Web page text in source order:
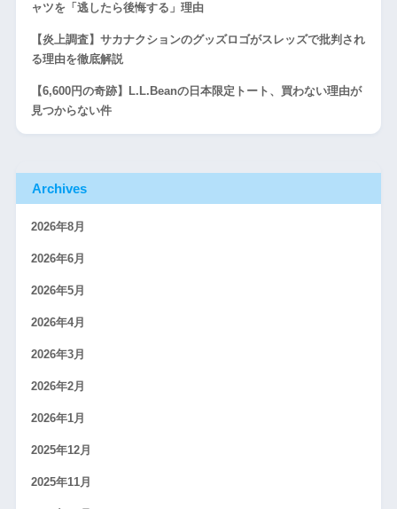
ャツを「逃したら後悔する」理由
【炎上調査】サカナクションのグッズロゴがスレッズで批判され
る理由を徹底解説
【6,600円の奇跡】L.L.Beanの日本限定トート、買わない理由が
見つからない件
Archives
2026年8月
2026年6月
2026年5月
2026年4月
2026年3月
2026年2月
2026年1月
2025年12月
2025年11月